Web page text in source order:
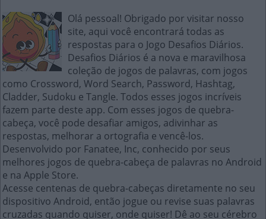
Olá pessoal! Obrigado por visitar nosso
site, aqui você encontrará todas as
respostas para o Jogo Desafios Diários.
Desafios Diários é a nova e maravilhosa
coleção de jogos de palavras, com jogos
como Crossword, Word Search, Password, Hashtag,
Cladder, Sudoku e Tangle. Todos esses jogos incríveis
fazem parte deste app. Com esses jogos de quebra-
cabeça, você pode desafiar amigos, adivinhar as
respostas, melhorar a ortografia e vencê-los.
Desenvolvido por Fanatee, Inc, conhecido por seus
melhores jogos de quebra-cabeça de palavras no Android
e na Apple Store.
Acesse centenas de quebra-cabeças diretamente no seu
dispositivo Android, então jogue ou revise suas palavras
cruzadas quando quiser, onde quiser! Dê ao seu cérebro